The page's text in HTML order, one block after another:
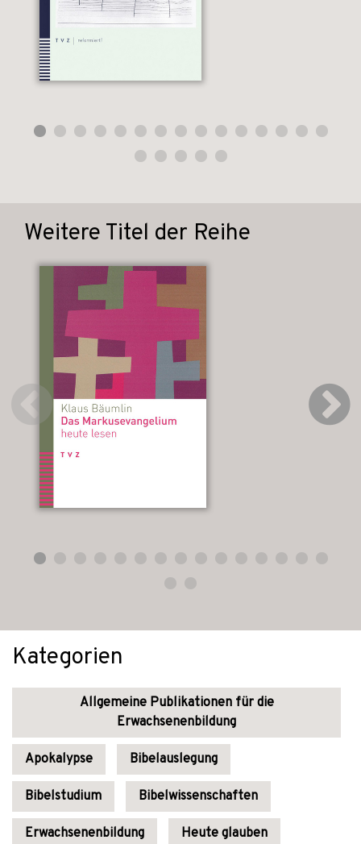
Weitere Titel der Reihe
Kategorien
Allgemeine Publikationen für die
Erwachsenenbildung
Apokalypse Bibelauslegung
Bibelstudium Bibelwissenschaften
Erwachsenenbildung Heute glauben